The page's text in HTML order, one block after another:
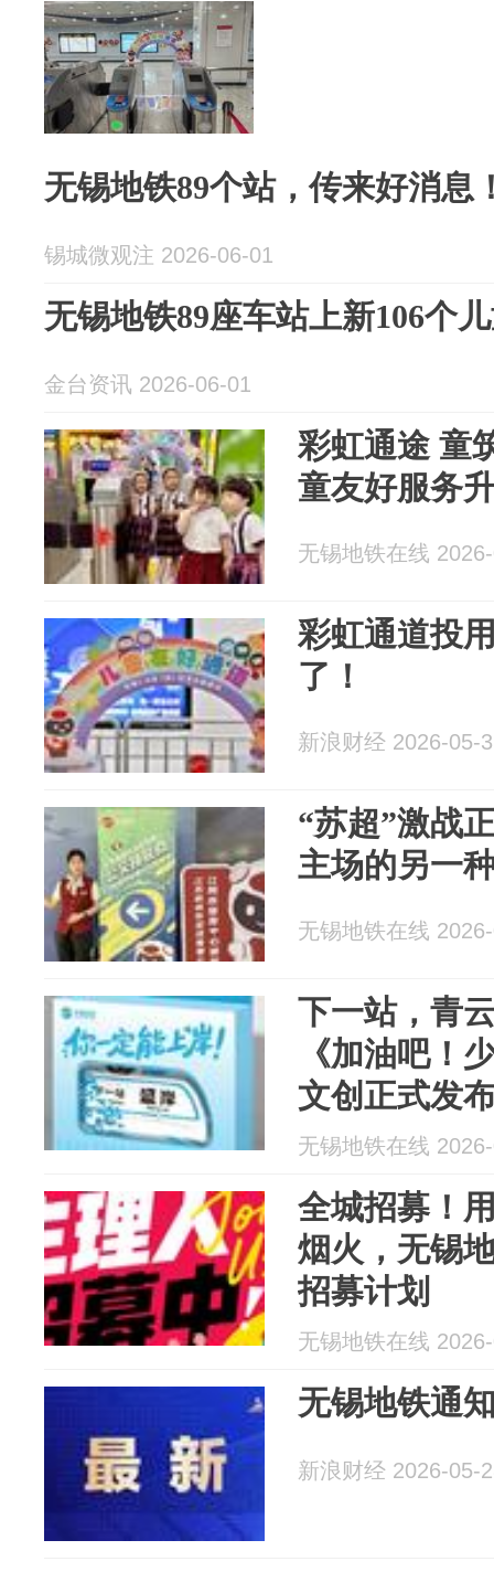
无锡地铁89个站，传来好消息
锡城微观注 2026-06-01
无锡地铁89座车站上新106个
金台资讯 2026-06-01
彩虹通途 童
童友好服务
无锡地铁在线
彩虹通道投
了！
新浪财经 2026-05-
“苏超”激战
主场的另一
无锡地铁在线
下一站，青
《加油吧！
文创正式发
无锡地铁在线
全城招募！
烟火，无锡
招募计划
无锡地铁在线
无锡地铁通
新浪财经 2026-05-